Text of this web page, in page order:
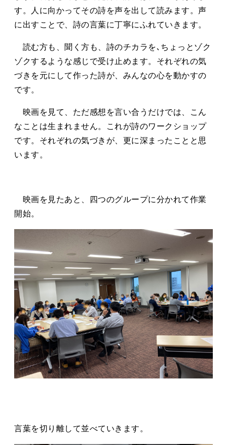
す。人に向かってその詩を声を出して読みます。声
に出すことで、詩の言葉に丁寧にふれていきます。
読む方も、聞く方も、詩のチカラを､ちょっとゾク
ゾクするような感じで受け止めます。それぞれの気
づきを元にして作った詩が、みんなの心を動かすの
です。
映画を見て、ただ感想を言い合うだけでは、こん
なことは生まれません。これが詩のワークショップ
です。それぞれの気づきが、更に深まったことと思
います。
映画を見たあと、四つのグループに分かれて作業
開始。
言葉を切り離して並べていきます。